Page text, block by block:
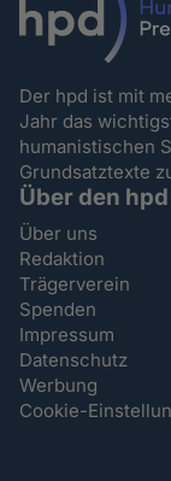
Der hpd ist mit
Jahr das
humanistischen
Grundsatztexte
Über den hpd
Über uns
Redaktion
Trägerverein
Spenden
Impressum
Datenschutz
Werbung
Cookie-